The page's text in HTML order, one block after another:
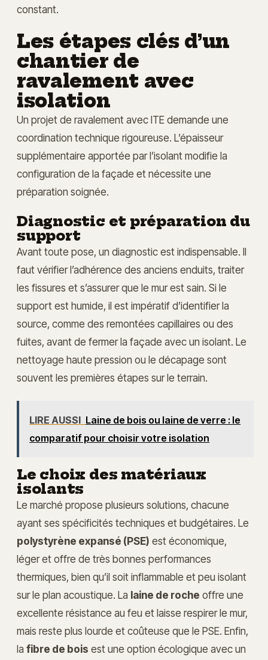
constant.
Les étapes clés d’un
chantier de
ravalement avec
isolation
Un projet de ravalement avec ITE demande une
coordination technique rigoureuse. L’épaisseur
supplémentaire apportée par l’isolant modifie la
configuration de la façade et nécessite une
préparation soignée.
Diagnostic et préparation du
support
Avant toute pose, un diagnostic est indispensable. Il
faut vérifier l’adhérence des anciens enduits, traiter
les fissures et s’assurer que le mur est sain. Si le
support est humide, il est impératif d’identifier la
source, comme des remontées capillaires ou des
fuites, avant de fermer la façade avec un isolant. Le
nettoyage haute pression ou le décapage sont
souvent les premières étapes sur le terrain.
LIRE AUSSI Laine de bois ou laine de verre : le
comparatif pour choisir votre isolation
Le choix des matériaux
isolants
Le marché propose plusieurs solutions, chacune
ayant ses spécificités techniques et budgétaires. Le
polystyrène expansé (PSE) est économique,
léger et offre de très bonnes performances
thermiques, bien qu’il soit inflammable et peu isolant
sur le plan acoustique. La laine de roche offre une
excellente résistance au feu et laisse respirer le mur,
mais reste plus lourde et coûteuse que le PSE. Enfin,
la fibre de bois est une option écologique avec un